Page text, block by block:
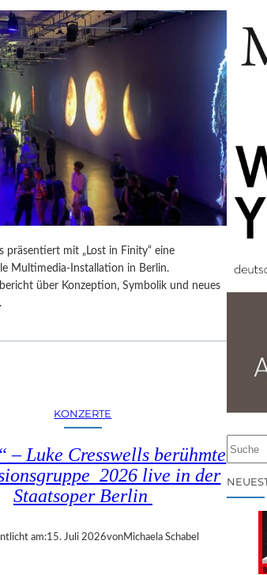
präsentiert mit „Lost in Finity“ eine
Multimedia-Installation in Berlin.
über Konzeption, Symbolik und neues
KONZERTE
– Luke Cresswells berühmte
2026 live in der
Staatsoper Berlin
am:15. Juli 2026vonMichaela Schabel
S
u
c
h